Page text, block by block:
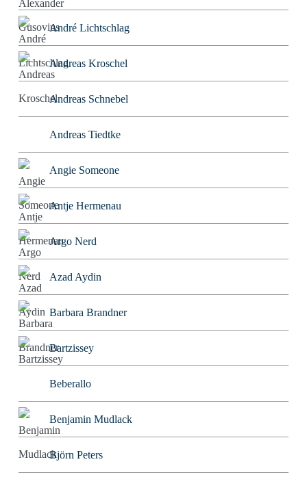
André Lichtschlag
Andreas Kroschel
Andreas Schnebel
Andreas Tiedtke
Angie Someone
Antje Hermenau
Argo Nerd
Azad Aydin
Barbara Brandner
Bartzissey
Beberallo
Benjamin Mudlack
Björn Peters